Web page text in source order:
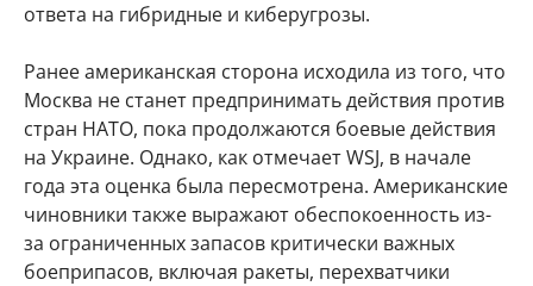
ответа на гибридные и киберугрозы.
Ранее американская сторона исходила из того, что
Москва не станет предпринимать действия против
стран НАТО, пока продолжаются боевые действия
на Украине. Однако, как отмечает WSJ, в начале
года эта оценка была пересмотрена. Американские
чиновники также выражают обеспокоенность из-
за ограниченных запасов критически важных
боеприпасов, включая ракеты, перехватчики